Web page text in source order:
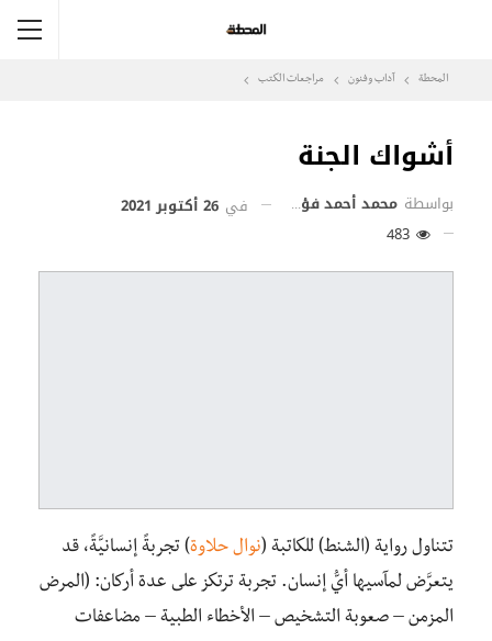
المحطة آداب وفنون مراجعات الكتب
أشواك الجنة
بواسطة محمد أحمد فؤاد في 26 أكتوبر 2021
تتناول رواية (الشنط) للكاتبة (نوال حلاوة) تجربةً إنسانيَّةً، قد
يتعرَّض لمآسيها أيُّ إنسان. تجربة ترتكز على عدة أركان: (المرض
المزمن – صعوبة التشخيص – الأخطاء الطبية – مضاعفات